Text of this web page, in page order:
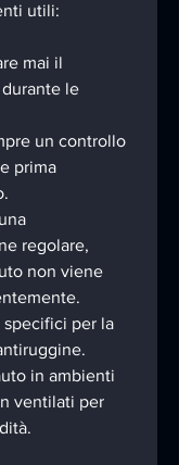
utili:
mai il
le
un controllo
prima
regolare,
non viene
specifici per la
in ambienti
ventilati per